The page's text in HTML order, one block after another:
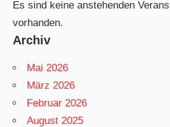
Es sind keine anstehenden
vorhanden.
Archiv
Mai 2026
März 2026
Februar 2026
August 2025